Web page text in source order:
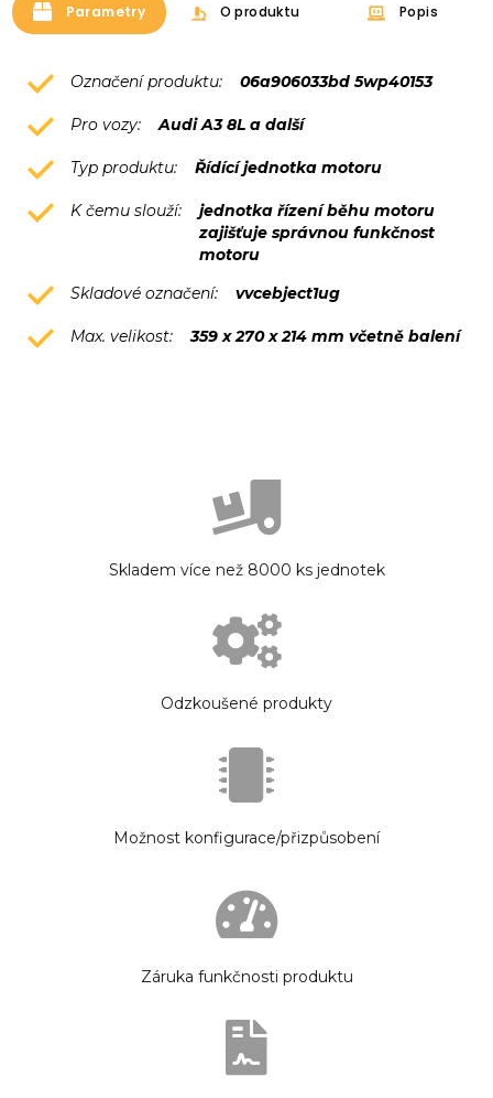
Parametry O produktu Popis
Označení produktu: 06a906033bd 5wp40153
Pro vozy: Audi A3 8L a další
Typ produktu: Řídící jednotka motoru
K čemu slouží:
jednotka řízení běhu motoru
zajišťuje správnou funkčnost
motoru
Skladové označení:
vvcebject1ug
Max. velikost: 359 x 270 x 214 mm včetně balení
Skladem více než 8000 ks jednotek
Odzkoušené produkty
Možnost konfigurace/přizpůsobení
Záruka funkčnosti produktu